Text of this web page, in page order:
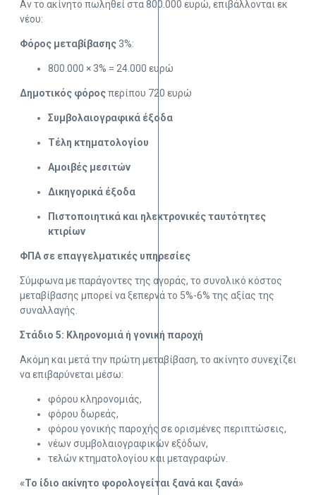
Αν το ακίνητο πωληθεί στα 800.000 ευρώ, επιβάλλονται εκ
νέου:
Φόρος μεταβίβασης 3%:
800.000 × 3% = 24.000 ευρώ
Δημοτικός φόροςπερίπου 720 ευρώ
Συμβολαιογραφικά έξοδα
Τέλη κτηματολογίου
Αμοιβές μεσιτών
Δικηγορικά έξοδα
Πιστοποιητικά και ηλεκτρονικές ταυτότητες
κτιρίων
ΦΠΑ σε επαγγελματικές υπηρεσίες
Σύμφωνα με παράγοντες της αγοράς, το συνολικό κόστος
μεταβίβασης μπορεί να ξεπερνά το 5%-6% της αξίας της
συναλλαγής.
Στάδιο 5: Κληρονομιά ή γονική παροχή
Ακόμη και μετά την πρώτη μεταβίβαση, το ακίνητο συνεχίζει
να επιβαρύνεται μέσω:
φόρου κληρονομιάς,
φόρου δωρεάς,
φόρου γονικής παροχής σε ορισμένες περιπτώσεις,
νέων συμβολαιογραφικών εξόδων,
τελών κτηματολογίου και μεταγραφών.
«Το ίδιο ακίνητο φορολογείται ξανά και ξανά»